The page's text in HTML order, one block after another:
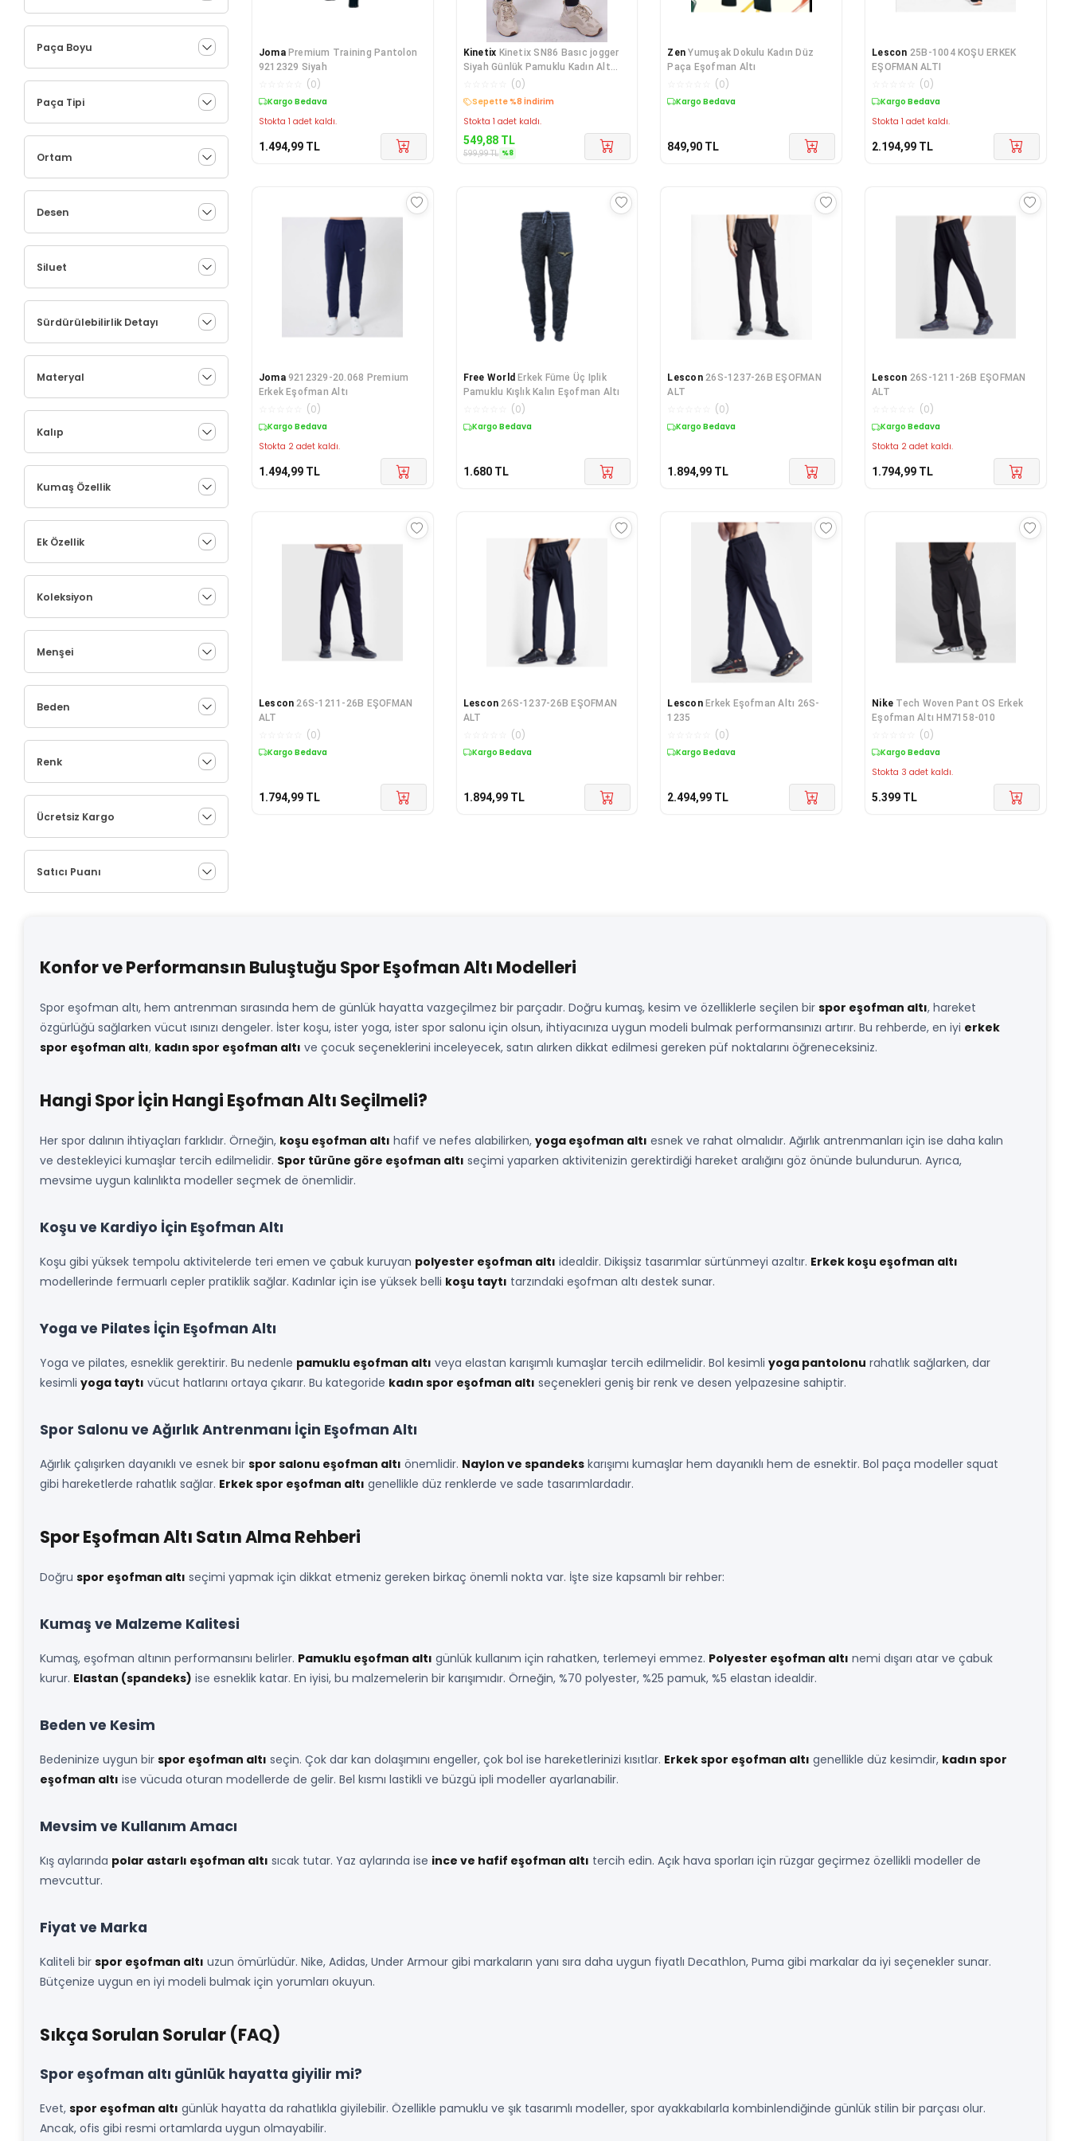
Paça Boyu
Paça Tipi
Ortam
Desen
Siluet
Sürdürülebilirlik Detayı
Materyal
Kalıp
Kumaş Özellik
Ek Özellik
Koleksiyon
Menşei
Beden
Renk
Ücretsiz Kargo
Satıcı Puanı
Joma Premium Training Pantolon
9212329 Siyah
(0)
Kargo Bedava
Stokta 1 adet kaldı.
1.494,99 TL
Kinetix Kinetix SN86 Basıc jogger
Siyah Günlük Pamuklu Kadın Alt
(0)
Sepette %8 İndirim
Stokta 1 adet kaldı.
549,88 TL
599,99TL %8
Zen Yumuşak Dokulu Kadın Düz
Paça Eşofman Altı
(0)
Kargo Bedava
849,90 TL
Lescon 25B-1004 KOŞU ERKEK
EŞOFMAN ALTI
(0)
Kargo Bedava
Stokta 1 adet kaldı.
2.194,99 TL
Joma 9212329-20.068 Premium
Erkek Eşofman Altı
(0)
Kargo Bedava
Stokta 2 adet kaldı.
1.494,99 TL
Free World Erkek Füme Üç Iplik
Pamuklu Kışlık Kalın Eşofman Altı
(0)
Kargo Bedava
1.680 TL
Lescon 26S-1237-26B EŞOFMAN
ALT
(0)
Kargo Bedava
1.894,99 TL
Lescon 26S-1211-26B EŞOFMAN
ALT
(0)
Kargo Bedava
Stokta 2 adet kaldı.
1.794,99 TL
Lescon 26S-1211-26B EŞOFMAN
ALT
(0)
Kargo Bedava
1.794,99 TL
Lescon 26S-1237-26B EŞOFMAN
ALT
(0)
Kargo Bedava
1.894,99 TL
Lescon Erkek Eşofman Altı 26S-
1235
(0)
Kargo Bedava
2.494,99 TL
Nike Tech Woven Pant OS Erkek
Eşofman Altı HM7158-010
(0)
Kargo Bedava
Stokta 3 adet kaldı.
5.399 TL
Konfor ve Performansın Buluştuğu Spor Eşofman Altı Modelleri
Spor eşofman altı, hem antrenman sırasında hem de günlük hayatta vazgeçilmez bir parçadır. Doğru kumaş, kesim ve özelliklerle seçilen bir spor eşofman altı, hareket
özgürlüğü sağlarken vücut ısınızı dengeler. İster koşu, ister yoga, ister spor salonu için olsun, ihtiyacınıza uygun modeli bulmak performansınızı artırır. Bu rehberde, en iyi erkek
spor eşofman altı, kadın spor eşofman altı ve çocuk seçeneklerini inceleyecek, satın alırken dikkat edilmesi gereken püf noktalarını öğreneceksiniz.
Hangi Spor İçin Hangi Eşofman Altı Seçilmeli?
Her spor dalının ihtiyaçları farklıdır. Örneğin, koşu eşofman altı hafif ve nefes alabilirken, yoga eşofman altı esnek ve rahat olmalıdır. Ağırlık antrenmanları için ise daha kalın
ve destekleyici kumaşlar tercih edilmelidir. Spor türüne göre eşofman altı seçimi yaparken aktivitenizin gerektirdiği hareket aralığını göz önünde bulundurun. Ayrıca,
mevsime uygun kalınlıkta modeller seçmek de önemlidir.
Koşu ve Kardiyo İçin Eşofman Altı
Koşu gibi yüksek tempolu aktivitelerde teri emen ve çabuk kuruyan polyester eşofman altı idealdir. Dikişsiz tasarımlar sürtünmeyi azaltır. Erkek koşu eşofman altı
modellerinde fermuarlı cepler pratiklik sağlar. Kadınlar için ise yüksek belli koşu taytı tarzındaki eşofman altı destek sunar.
Yoga ve Pilates İçin Eşofman Altı
Yoga ve pilates, esneklik gerektirir. Bu nedenle pamuklu eşofman altı veya elastan karışımlı kumaşlar tercih edilmelidir. Bol kesimli yoga pantolonu rahatlık sağlarken, dar
kesimli yoga taytı vücut hatlarını ortaya çıkarır. Bu kategoride kadın spor eşofman altı seçenekleri geniş bir renk ve desen yelpazesine sahiptir.
Spor Salonu ve Ağırlık Antrenmanı İçin Eşofman Altı
Ağırlık çalışırken dayanıklı ve esnek bir spor salonu eşofman altı önemlidir. Naylon ve spandeks karışımı kumaşlar hem dayanıklı hem de esnektir. Bol paça modeller squat
gibi hareketlerde rahatlık sağlar. Erkek spor eşofman altı genellikle düz renklerde ve sade tasarımlardadır.
Spor Eşofman Altı Satın Alma Rehberi
Doğru spor eşofman altı seçimi yapmak için dikkat etmeniz gereken birkaç önemli nokta var. İşte size kapsamlı bir rehber:
Kumaş ve Malzeme Kalitesi
Kumaş, eşofman altının performansını belirler. Pamuklu eşofman altı günlük kullanım için rahatken, terlemeyi emmez. Polyester eşofman altı nemi dışarı atar ve çabuk
kurur. Elastan (spandeks) ise esneklik katar. En iyisi, bu malzemelerin bir karışımıdır. Örneğin, %70 polyester, %25 pamuk, %5 elastan idealdir.
Beden ve Kesim
Bedeninize uygun bir spor eşofman altı seçin. Çok dar kan dolaşımını engeller, çok bol ise hareketlerinizi kısıtlar. Erkek spor eşofman altı genellikle düz kesimdir, kadın spor
eşofman altı ise vücuda oturan modellerde de gelir. Bel kısmı lastikli ve büzgü ipli modeller ayarlanabilir.
Mevsim ve Kullanım Amacı
Kış aylarında polar astarlı eşofman altı sıcak tutar. Yaz aylarında ise ince ve hafif eşofman altı tercih edin. Açık hava sporları için rüzgar geçirmez özellikli modeller de
mevcuttur.
Fiyat ve Marka
Kaliteli bir spor eşofman altı uzun ömürlüdür. Nike, Adidas, Under Armour gibi markaların yanı sıra daha uygun fiyatlı Decathlon, Puma gibi markalar da iyi seçenekler sunar.
Bütçenize uygun en iyi modeli bulmak için yorumları okuyun.
Sıkça Sorulan Sorular (FAQ)
Spor eşofman altı günlük hayatta giyilir mi?
Evet, spor eşofman altı günlük hayatta da rahatlıkla giyilebilir. Özellikle pamuklu ve şık tasarımlı modeller, spor ayakkabılarla kombinlendiğinde günlük stilin bir parçası olur.
Ancak, ofis gibi resmi ortamlarda uygun olmayabilir.